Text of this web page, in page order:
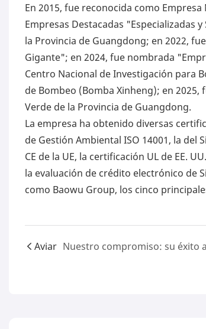
En 2015, fue reconocida como
Empresas Destacadas "Especializadas
la Provincia de Guangdong; en 2022,
Gigante"; en 2024, fue nombrada
Centro Nacional de Investigación para
de Bombeo (Bomba Xinheng); en
Verde de la Provincia de Guangdong.
La empresa ha obtenido diversas
de Gestión Ambiental ISO 14001, la del
CE de la UE, la certificación UL de EE.
la evaluación de crédito electrónico de
como Baowu Group, los cinco
Aviar